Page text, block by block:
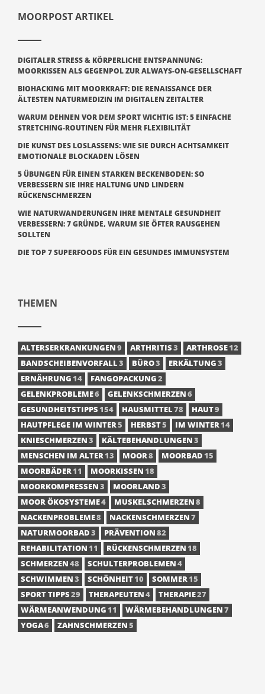
MOORPOST ARTIKEL
DIGITALER STRESS & KÖRPERLICHE ENTSPANNUNG:
MOORKISSEN ALS GEGENPOL ZUR ALWAYS-ON-GESELLSCHAFT
BIOHACKING MIT MOORKRAFT: DIE RENAISSANCE DER
ÄLTESTEN NATURMEDIZIN IM DIGITALEN ZEITALTER
WARUM DEHNEN VOR DEM SPORT WICHTIG IST: 5 EINFACHE
STRETCHING-ROUTINEN FÜR MEHR FLEXIBILITÄT
DIE KUNST DES LOSLASSENS: WIE SIE DURCH ACHTSAMKEIT
EMOTIONALE BLOCKADEN LÖSEN
5 ÜBUNGEN FÜR EINEN STARKEN BECKENBODEN: SO
VERBESSERN SIE IHRE HALTUNG UND LINDERN
RÜCKENSCHMERZEN
WIE NATURWANDERUNGEN IHRE MENTALE GESUNDHEIT
VERBESSERN: 7 GRÜNDE, WARUM SIE ÖFTER RAUSGEHEN
SOLLTEN
DIE TOP 7 SUPERFOODS FÜR EIN GESUNDES IMMUNSYSTEM
THEMEN
ALTERSERKRANKUNGEN9 ARTHRITIS3 ARTHROSE12
BANDSCHEIBENVORFALL3 BÜRO3 ERKÄLTUNG3
ERNÄHRUNG14 FANGOPACKUNG2
GELENKPROBLEME6 GELENKSCHMERZEN6
GESUNDHEITSTIPPS154 HAUSMITTEL78 HAUT9
HAUTPFLEGE IM WINTER5 HERBST5 IM WINTER14
KNIESCHMERZEN3 KÄLTEBEHANDLUNGEN3
MENSCHEN IM ALTER13 MOOR8 MOORBAD15
MOORBÄDER11 MOORKISSEN18
MOORKOMPRESSEN3 MOORLAND3
MOOR ÖKOSYSTEME4 MUSKELSCHMERZEN8
NACKENPROBLEME8 NACKENSCHMERZEN7
NATURMOORBAD3 PRÄVENTION82
REHABILITATION11 RÜCKENSCHMERZEN18
SCHMERZEN48 SCHULTERPROBLEMEN4
SCHWIMMEN3 SCHÖNHEIT10 SOMMER15
SPORT TIPPS29 THERAPEUTEN4 THERAPIE27
WÄRMEANWENDUNG11 WÄRMEBEHANDLUNGEN7
YOGA6 ZAHNSCHMERZEN5